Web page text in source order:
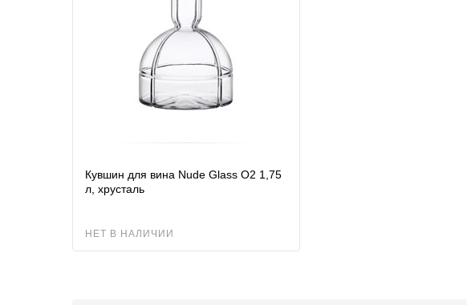
Кувшин для вина Nude Glass O2 1,75
л, хрусталь
НЕТ В НАЛИЧИИ